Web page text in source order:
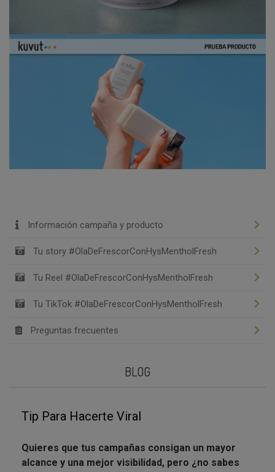
Información campaña y producto
Tu story #OlaDeFrescorConHysMentholFresh
Tu Reel #OlaDeFrescorConHysMentholFresh
Tu TikTok #OlaDeFrescorConHysMentholFresh
Preguntas frecuentes
BLOG
Tip Para Hacerte Viral
Quieres que tus campañas consigan un mayor
alcance y una mejor visibilidad, pero ¿no sabes